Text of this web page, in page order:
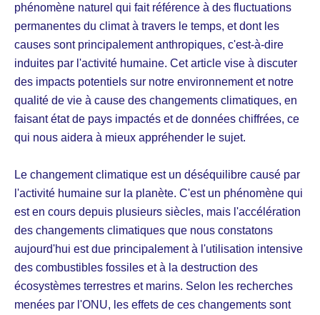
phénomène naturel qui fait référence à des fluctuations
permanentes du climat à travers le temps, et dont les
causes sont principalement anthropiques, c'est-à-dire
induites par l'activité humaine. Cet article vise à discuter
des impacts potentiels sur notre environnement et notre
qualité de vie à cause des changements climatiques, en
faisant état de pays impactés et de données chiffrées, ce
qui nous aidera à mieux appréhender le sujet.
Le changement climatique est un déséquilibre causé par
l'activité humaine sur la planète. C'est un phénomène qui
est en cours depuis plusieurs siècles, mais l'accélération
des changements climatiques que nous constatons
aujourd'hui est due principalement à l'utilisation intensive
des combustibles fossiles et à la destruction des
écosystèmes terrestres et marins. Selon les recherches
menées par l'ONU, les effets de ces changements sont